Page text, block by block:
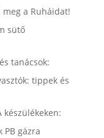
a Ruháidat!
sütő
tanácsok:
tippek és
készülékeken:
PB gázra